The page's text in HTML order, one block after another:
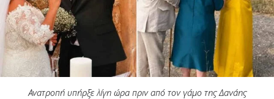
Ανατροπή υπήρξε λίγη ώρα πριν από τον γάμο της Δανάης